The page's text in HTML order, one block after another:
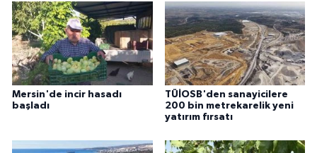
Mersin'de incir hasadı
başladı
TÜİOSB'den sanayicilere
200 bin metrekarelik yeni
yatırım fırsatı